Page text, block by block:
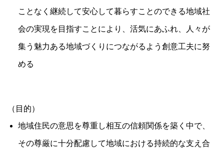
ことなく継続して安心して暮らすことのできる地域社
会の実現を目指すことにより、活気にあふれ、人々が
集う魅力ある地域づくりにつながるよう創意工夫に努
める
（目的）
地域住民の意思を尊重し相互の信頼関係を築く中で、
その尊厳に十分配慮して地域における持続的な支え合